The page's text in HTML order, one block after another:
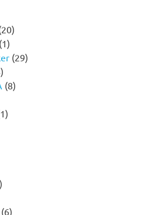
(29)
(8)